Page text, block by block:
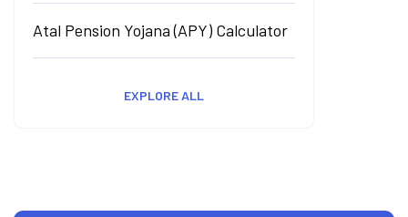
Atal Pension Yojana (APY) Calculator
EXPLORE ALL